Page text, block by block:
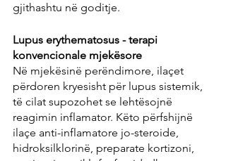
gjithashtu në goditje.
Lupus erythematosus - terapi
konvencionale mjekësore
Në mjekësinë perëndimore, ilaçet
përdoren kryesisht për lupus sistemik,
të cilat supozohet se lehtësojnë
reagimin inflamator. Këto përfshijnë
ilaçe anti-inflamatore jo-steroide,
hidroksilklorinë, preparate kortizoni,